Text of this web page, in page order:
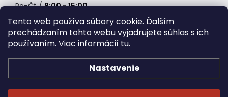
Tento web používa súbory cookie. Ďalším
prechádzaním tohto webu vyjadrujete súhlas s ich
používaním. Viac informácií tu.
Nastavenie
Po-Čt /8:00 - 15:00
Pá / 7:30 - 14:30
Obedňajšia prestávka /11:00 - 11:30
Copyright 2026
cookies